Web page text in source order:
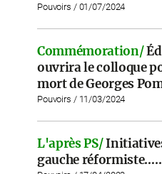
Pouvoirs / 01/07/2024
Commémoration/
ouvrira le colloque
mort de Georges
Pouvoirs / 11/03/2024
L'après PS/
gauche réformiste…..